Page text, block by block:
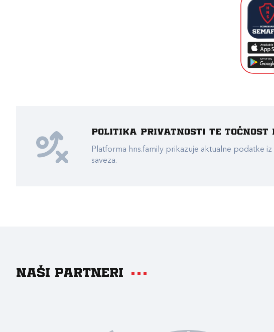
Politika privatnosti te točnost
Platforma hns.family prikazuje aktualne podatke
saveza.
Naši partneri